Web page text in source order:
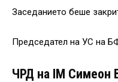
Заседанието беше
Председател на УС на
ЧРД на IM Симеон